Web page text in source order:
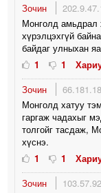
Зочин
Монголд амьдрал
хүрэлцэхгүй
байдаг улныхан
1
1
Зочин
Монголд хатуу
гаргаж чадахыг
толгойг тасдаж,
хүснэ.
1
1
Зочин